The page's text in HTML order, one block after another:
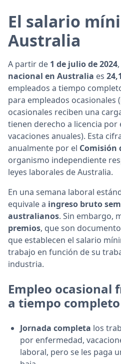
El salario
Australia
A partir de 1 de julio de 2024
nacional en Australia es
empleados a tiempo
para empleados ocasionales
ocasionales reciben una
tienen derecho a licencia por
vacaciones anuales). Esta
anualmente por el Comisión
organismo independiente
leyes laborales de Australia.
En una semana laboral
equivale a ingreso bruto
australianos. Sin embargo,
premios, que son
que establecen el salario
trabajo en función de su
industria.
Empleo ocasional
a tiempo completo
Jornada completa los
por enfermedad,
laboral, pero se les paga